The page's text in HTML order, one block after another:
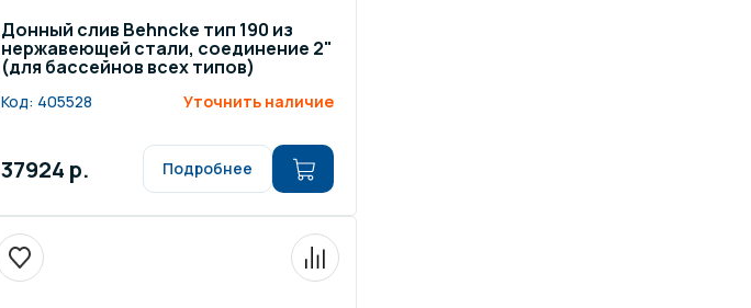
Донный слив Behncke тип 190 из
нержавеющей стали, соединение 2"
(для бассейнов всех типов)
Код: 405528 Уточнить наличие
37924 р. Подробнее